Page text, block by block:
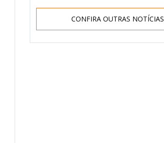
CONFIRA OUTRAS NOTÍCIAS